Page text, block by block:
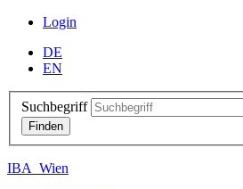
Login
DE
EN
Suchbegriff
IBA_Wien